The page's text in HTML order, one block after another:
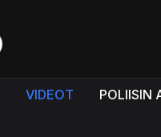
VIDEOT POLIISIN